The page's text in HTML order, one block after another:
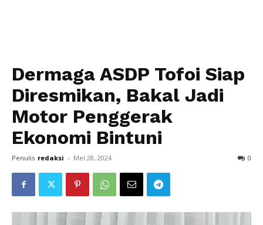
Dermaga ASDP Tofoi Siap
Diresmikan, Bakal Jadi
Motor Penggerak
Ekonomi Bintuni
Penulis redaksi - Mei 28, 2024 0